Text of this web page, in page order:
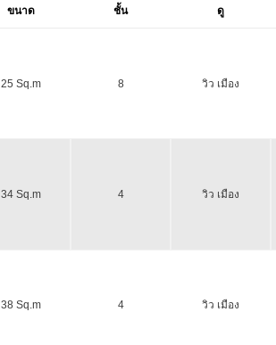
ขนาด ชั้น ดู
25 Sq.m 8 วิว เมือง
34 Sq.m 4 วิว เมือง
38 Sq.m 4 วิว เมือง